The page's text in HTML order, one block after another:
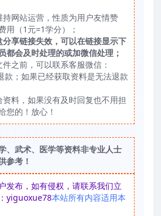
持网站运营，性质为用户友情赞
用（1元=1学分）；
分享链接失效，可以在链接显示下
都会及时处理的或加微信处理；
件之前，可以联系客服微信：
；如果已经获取资料是无法退款
资料，如果没有及时回复也不用担
您的！放心！
、武术、医学等资料非专业人士
参考！
发布，如有侵权，请联系我们立
yiguoxue78本站所有内容适用本